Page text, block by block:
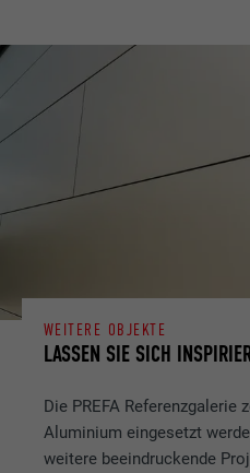
LASSEN SIE SICH
WEITERE OBJEKTE
Die PREFA Referenzgalerie
Aluminium eingesetzt
weitere beeindruckende